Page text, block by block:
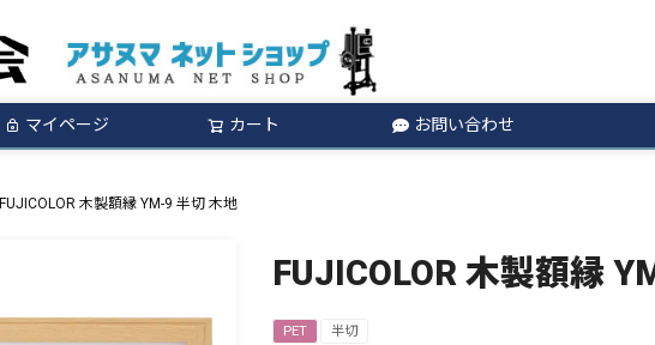
マイページ カート お問い合わせ
検索
FUJICOLOR 木製額縁 YM-9 半切 木地
FUJICOLOR 木製額縁
PET 半切